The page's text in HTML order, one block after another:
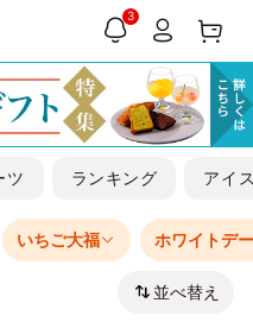
3
ツ ランキング アイ
いちご大福 ホワイトデ
並べ替え